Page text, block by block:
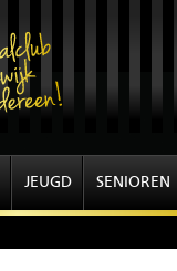
JEUGD SENIOREN